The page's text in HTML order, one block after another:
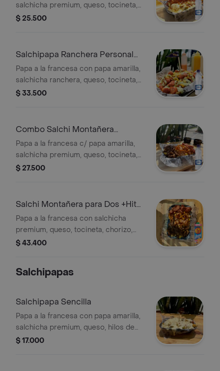
salchicha premium, queso, tocineta,
hilos de papa y salsa a elegir. + Agua
$ 25.500
Salchipapa Ranchera Personal
+Cristal S/gas 500ml
Papa a la francesa con papa amarilla,
salchicha ranchera, queso, tocineta,
maicitos, hilos de papa y salsas a
$ 33.500
Combo Salchi Montañera
Personal +Cristal S/gas 500ml
Papa a la francesa c/ papa amarilla,
salchicha premium, queso, tocineta,
chorizo, carne, maduro, hilos de papa
$ 27.500
Salchi Montañera para Dos +Hit
Mango Familiar 1L Tetrapack
Papa a la francesa con salchicha
premium, queso, tocineta, chorizo,
carne, maduro, hilos de papa + Jugo
$ 43.400
Salchipapas
Salchipapa Sencilla
Papa a la francesa con papa amarilla,
salchicha premium, queso, hilos de
papa y salsas a elegir.
$ 17.000